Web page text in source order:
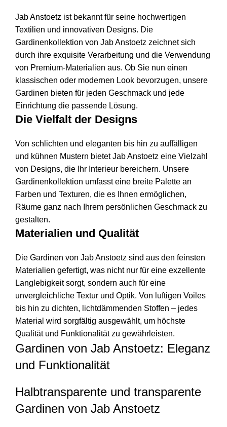
Jab Anstoetz ist bekannt für seine hochwertigen
Textilien und innovativen Designs. Die
Gardinenkollektion von Jab Anstoetz zeichnet sich
durch ihre exquisite Verarbeitung und die Verwendung
von Premium-Materialien aus. Ob Sie nun einen
klassischen oder modernen Look bevorzugen, unsere
Gardinen bieten für jeden Geschmack und jede
Einrichtung die passende Lösung.
Die Vielfalt der Designs
Von schlichten und eleganten bis hin zu auffälligen
und kühnen Mustern bietet Jab Anstoetz eine Vielzahl
von Designs, die Ihr Interieur bereichern. Unsere
Gardinenkollektion umfasst eine breite Palette an
Farben und Texturen, die es Ihnen ermöglichen,
Räume ganz nach Ihrem persönlichen Geschmack zu
gestalten.
Materialien und Qualität
Die Gardinen von Jab Anstoetz sind aus den feinsten
Materialien gefertigt, was nicht nur für eine exzellente
Langlebigkeit sorgt, sondern auch für eine
unvergleichliche Textur und Optik. Von luftigen Voiles
bis hin zu dichten, lichtdämmenden Stoffen – jedes
Material wird sorgfältig ausgewählt, um höchste
Qualität und Funktionalität zu gewährleisten.
Gardinen von Jab Anstoetz: Eleganz
und Funktionalität
Halbtransparente und transparente
Gardinen von Jab Anstoetz